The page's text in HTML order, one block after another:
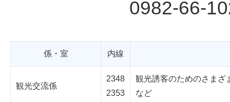
0982-66-1028(
係・室 内線
観光交流係
2348
2353
観光誘客のためのさまざ
など